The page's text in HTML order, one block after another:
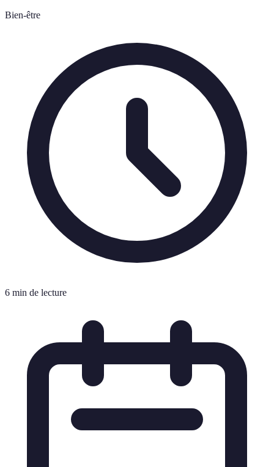
Bien-être
6 min de lecture